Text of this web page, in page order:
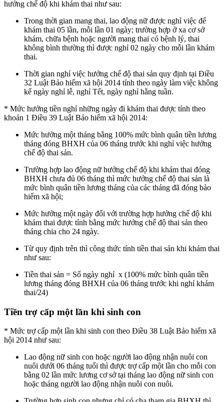
hưởng chế độ khi khám thai như sau:
Trong thời gian mang thai, lao động nữ được nghỉ việc để
khám thai 05 lần, mỗi lần 01 ngày; trường hợp ở xa cơ sở
khám, chữa bệnh hoặc người mang thai có bệnh lý, thai
không bình thường thì được nghỉ 02 ngày cho mỗi lần khám
thai.
Thời gian nghỉ việc hưởng chế độ thai sản quy định tại Điều
32 Luật Bảo hiểm xã hội 2014 tính theo ngày làm việc không
kể ngày nghỉ lễ, nghỉ Tết, ngày nghỉ hằng tuần.
* Mức hưởng tiền nghỉ những ngày đi khám thai được tính theo
khoản 1 Điều 39 Luật Bảo hiểm xã hội 2014:
Mức hưởng một tháng bằng 100% mức bình quân tiền lương
tháng đóng BHXH của 06 tháng trước khi nghỉ việc hưởng
chế độ thai sản.
Trường hợp lao động nữ hưởng chế độ khi khám thai đóng
BHXH chưa đủ 06 tháng thì mức hưởng chế độ thai sản là
mức bình quân tiền lương tháng của các tháng đã đóng bảo
hiểm xã hội;
Mức hưởng một ngày đối với trường hợp hưởng chế độ khi
khám thai được tính bằng mức hưởng chế độ thai sản theo
tháng chia cho 24 ngày.
Từ quy định trên thì công thức tính tiền thai sản khi khám thai
như sau:
Tiền thai sản = Số ngày nghỉ x (100% mức bình quân tiền
lương tháng đóng BHXH của 06 tháng trước khi nghỉ khám
thai/24)
Tiền trợ cấp một lần khi sinh con
* Mức trợ cấp một lần khi sinh con theo Điều 38 Luật Bảo hiểm xã
hội 2014 như sau:
Lao động nữ sinh con hoặc người lao động nhận nuôi con
nuôi dưới 06 tháng tuổi thì được trợ cấp một lần cho mỗi con
bằng 02 lần mức lương cơ sở tại tháng lao động nữ sinh con
hoặc tháng người lao động nhận nuôi con nuôi.